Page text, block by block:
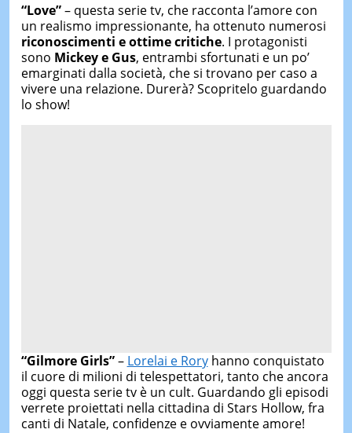
“Love”– questa serie tv, che racconta l’amore con
un realismo impressionante, ha ottenuto numerosi
riconoscimenti e ottime critiche. I protagonisti
sono Mickey e Gus, entrambi sfortunati e un po’
emarginati dalla società, che si trovano per caso a
vivere una relazione. Durerà? Scopritelo guardando
lo show!
“Gilmore Girls”– Lorelai e Roryhanno conquistato
il cuore di milioni di telespettatori, tanto che ancora
oggi questa serie tv è un cult. Guardando gli episodi
verrete proiettati nella cittadina di Stars Hollow, fra
canti di Natale, confidenze e ovviamente amore!